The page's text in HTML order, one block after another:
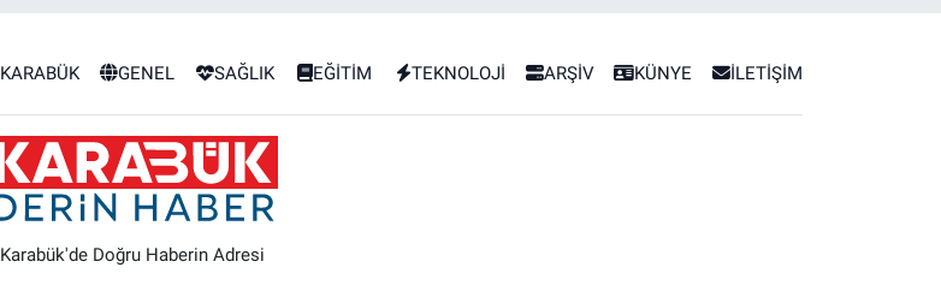
KARABÜK GENEL SAĞLIK EĞİTİM TEKNOLOJİ ARŞİV KÜNYE İLETİŞİM
Karabük'de Doğru Haberin Adresi